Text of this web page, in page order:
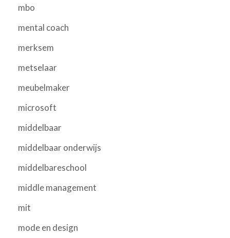
mbo
mental coach
merksem
metselaar
meubelmaker
microsoft
middelbaar
middelbaar onderwijs
middelbareschool
middle management
mit
mode en design